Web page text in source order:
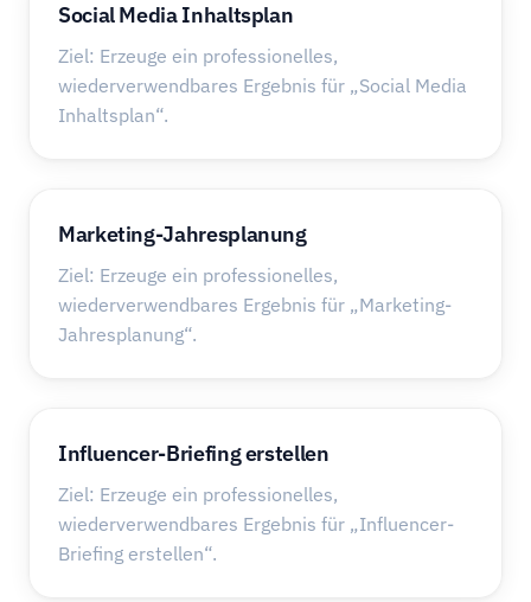
Social Media Inhaltsplan
Ziel: Erzeuge ein professionelles,
wiederverwendbares Ergebnis für „Social Media
Inhaltsplan“.
Marketing-Jahresplanung
Ziel: Erzeuge ein professionelles,
wiederverwendbares Ergebnis für „Marketing-
Jahresplanung“.
Influencer-Briefing erstellen
Ziel: Erzeuge ein professionelles,
wiederverwendbares Ergebnis für „Influencer-
Briefing erstellen“.